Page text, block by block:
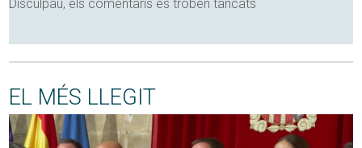
Disculpau, els comentaris es troben tancats
EL MÉS LLEGIT